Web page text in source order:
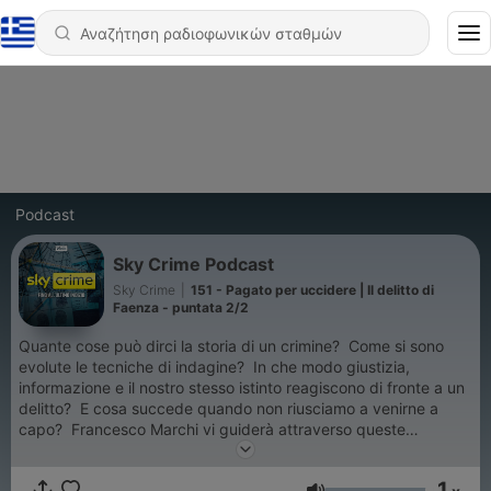
Podcast
Sky Crime Podcast
Sky Crime
151 - Pagato per uccidere | Il delitto di
Faenza - puntata 2/2
Quante cose può dirci la storia di un crimine? Come si sono
evolute le tecniche di indagine? In che modo giustizia,
informazione e il nostro stesso istinto reagiscono di fronte a un
delitto? E cosa succede quando non riusciamo a venirne a
capo? Francesco Marchi vi guiderà attraverso queste
domande su storie di crimini e delitti... fino all'ultimo indizio.